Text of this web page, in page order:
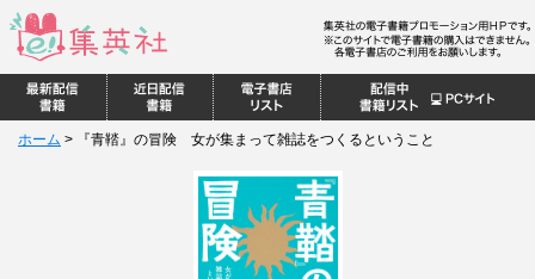
ホーム > 『青鞜』の冒険 女が集まって雑誌をつくるということ